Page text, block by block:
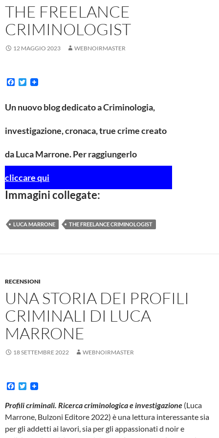
THE FREELANCE
CRIMINOLOGIST
12 MAGGIO 2023 WEBNOIRMASTER
F
e
b
o
k
T
t
t
r
Un nuovo blog dedicato a Criminologia,
investigazione, cronaca, true crime creato
da Luca Marrone. Per raggiungerlo
cliccare qui
Immagini collegate:
LUCA MARRONE THE FREELANCE CRIMINOLOGIST
RECENSIONI
UNA STORIA DEI PROFILI
CRIMINALI DI LUCA
MARRONE
18 SETTEMBRE 2022 WEBNOIRMASTER
F
c
e
b
o
T
t
t
r
Profili criminali. Ricerca criminologica e investigazione (Luca
Marrone, Bulzoni Editore 2022) è una lettura interessante sia
per gli addetti ai lavori, sia per gli appassionati d noir e